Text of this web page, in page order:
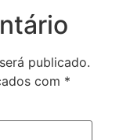
publicado.
com *